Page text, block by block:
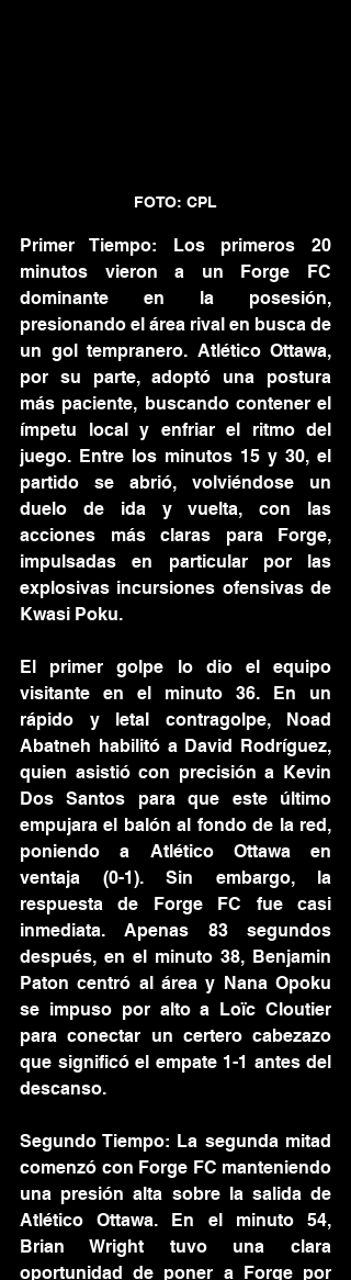
FOTO: CPL
Primer Tiempo: Los primeros 20
minutos vieron a un Forge FC
dominante en la posesión,
presionando el área rival en busca de
un gol tempranero. Atlético Ottawa,
por su parte, adoptó una postura
más paciente, buscando contener el
ímpetu local y enfriar el ritmo del
juego. Entre los minutos 15 y 30, el
partido se abrió, volviéndose un
duelo de ida y vuelta, con las
acciones más claras para Forge,
impulsadas en particular por las
explosivas incursiones ofensivas de
Kwasi Poku.
El primer golpe lo dio el equipo
visitante en el minuto 36. En un
rápido y letal contragolpe, Noad
Abatneh habilitó a David Rodríguez,
quien asistió con precisión a Kevin
Dos Santos para que este último
empujara el balón al fondo de la red,
poniendo a Atlético Ottawa en
ventaja (0-1). Sin embargo, la
respuesta de Forge FC fue casi
inmediata. Apenas 83 segundos
después, en el minuto 38, Benjamin
Paton centró al área y Nana Opoku
se impuso por alto a Loïc Cloutier
para conectar un certero cabezazo
que significó el empate 1-1 antes del
descanso.
Segundo Tiempo: La segunda mitad
comenzó con Forge FC manteniendo
una presión alta sobre la salida de
Atlético Ottawa. En el minuto 54,
Brian Wright tuvo una clara
oportunidad de poner a Forge por